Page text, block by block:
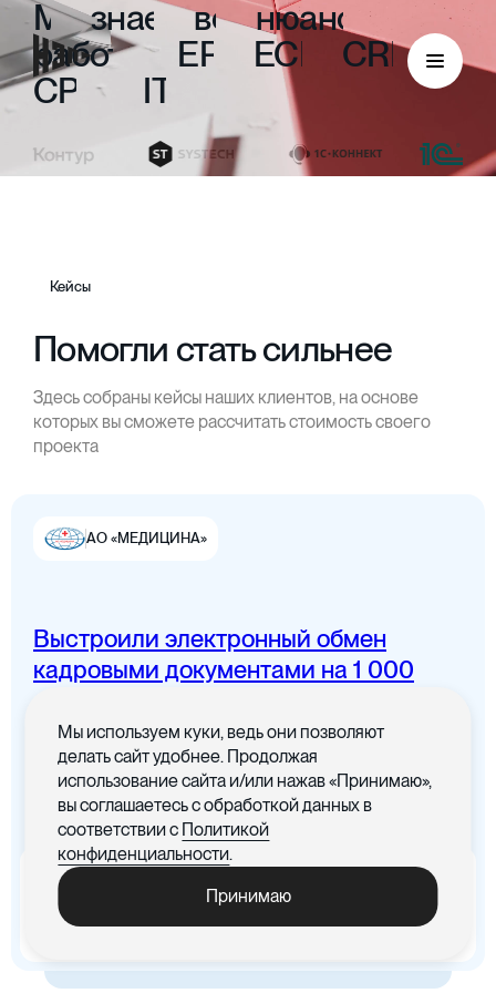
Мызнаемвсенюансы
работыс ERP, ECM,
CRM,
CPM
ITIL
ECM
Цифровая канцелярия
Цифровые договоры
Цифровая бухгалтерия
Кейсы
Помогли стать сильнее
Здесь собраны кейсы наших клиентов, на основе
которых вы сможете рассчитать стоимость своего
проекта
АО «МЕДИЦИНА»
Выстроили электронный обмен
кадровыми документами на 1 000
Все документы в одном месте с
понятным интерфейсом
x5
Ускорились процедуры
обработки документов
-30%
издержки, связанные с печатью
Мы используем куки, ведь они позволяют
делать сайт удобнее. Продолжая
использование сайта и/или нажав «Принимаю»,
вы соглашаетесь с обработкой данных в
соответствии с Политикой
конфиденциальности.
Принимаю